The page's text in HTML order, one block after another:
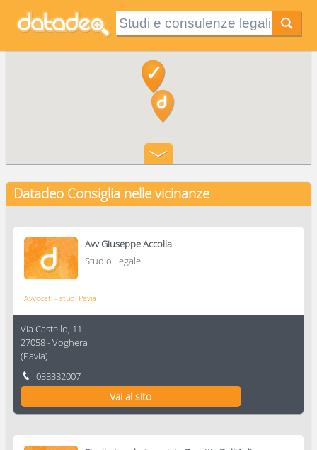
Datadeo Consiglia nelle vicinanze
Avv Giuseppe Accolla
Studio Legale
Avvocati - studi Pavia
Via Castello, 11
27058-Voghera
(Pavia)
038382007
Vai al sito